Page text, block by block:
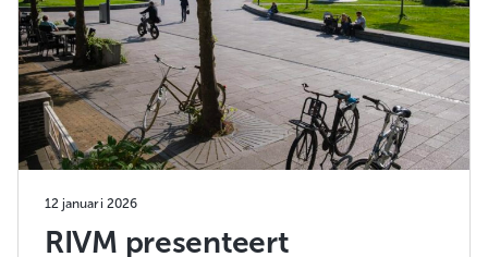
12 januari 2026
RIVM presenteert